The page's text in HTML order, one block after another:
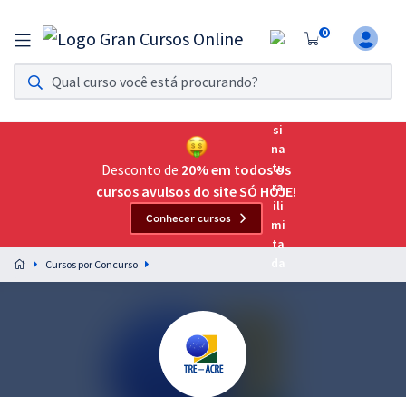
0
Assinatura Ilimitada 11
Acesso a todos os cursos. Teste grátis por 7 dias!
Assinatura OAB Até Passar
Acesso ilimitado a toda preparação para o Exame da
Preparação completa e intensiva para as principais
residências em saúde do Brasil
Desconto de 20% em todos os
cursos avulsos do site SÓ HOJE!
Conhecer cursos
Cursos por Concurso